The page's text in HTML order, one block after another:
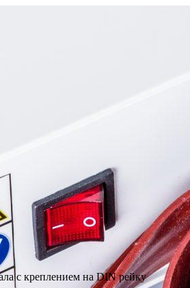
с креплением на DIN рейку